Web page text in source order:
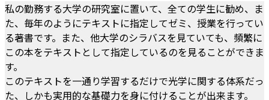
私の勤務する大学の研究室に置いて、全ての学生に勧め、ま
た、毎年のようにテキストに指定してゼミ、授業を行ってい
る著書です。また、他大学のシラバスを見ていても、頻繁に
この本をテキストとして指定しているのを見ることができま
す。
このテキストを一通り学習するだけで光学に関する体系だっ
た、しかも実用的な基礎力を身に付けることが出来ます。